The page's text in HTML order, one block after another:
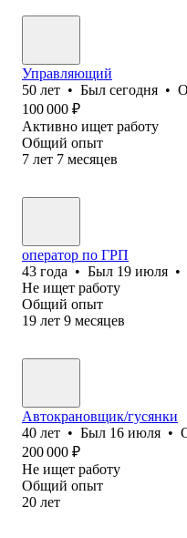
Управляющий
50 лет • Был сегодня •
100 000 ₽
Активно ищет работу
Общий опыт
7 лет 7 месяцев
оператор по ГРП
43 года • Был 19 июля •
Не ищет работу
Общий опыт
19 лет 9 месяцев
Автокрановщик/гусянки
40 лет • Был 16 июля •
200 000 ₽
Не ищет работу
Общий опыт
20 лет